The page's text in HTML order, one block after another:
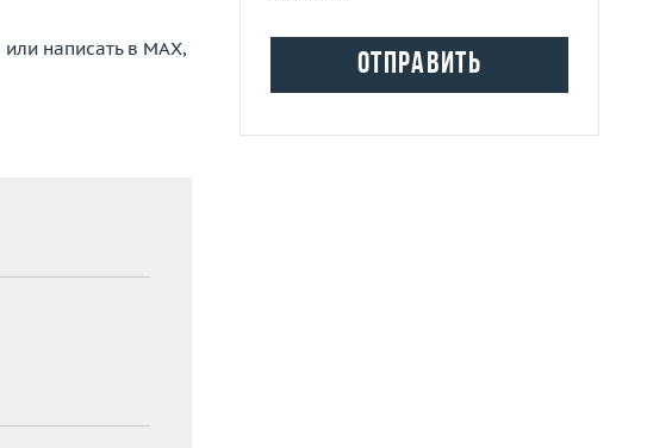
или написать в MAX,
отправить